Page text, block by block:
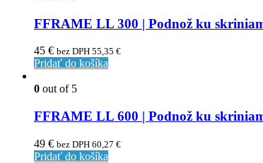
FFRAME LL 300 | Podnož ku
45 € bez DPH 55,35 €
Pridať do košíka
0 out of 5
FFRAME LL 600 | Podnož ku
49 € bez DPH 60,27 €
Pridať do košíka